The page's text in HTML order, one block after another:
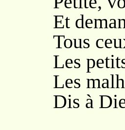
Et
Tous
Les
Les
Dis à